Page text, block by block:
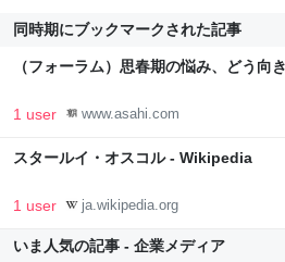
同時期にブックマークされた記事
（フォーラム）思春期の悩み、どう向
1 user www.asahi.com
スタールイ・オスコル - Wikipedia
1 user ja.wikipedia.org
いま人気の記事 - 企業メディア